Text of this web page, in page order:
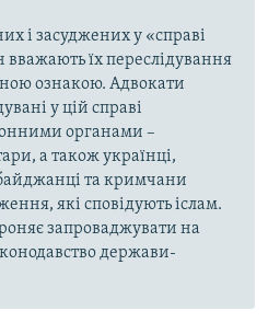
і засуджених у «справі
вважають їх переслідування
ознакою. Адвокати
у цій справі
органами –
а також українці,
та кримчани
які сповідують іслам.
запроваджувати на
держави-